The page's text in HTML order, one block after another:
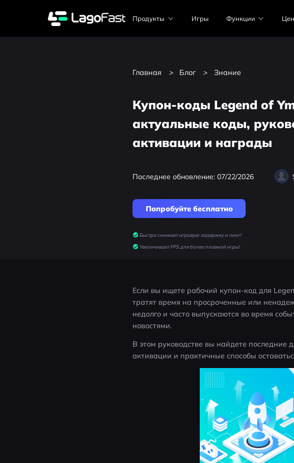
Продукты Игры Функции
Главная > Блог > Знание
Купон-коды Legend of
актуальные коды,
активации и награды
Последнее обновление: 07/22/2026
Попробуйте бесплатно
Быстро снижает игровую задержку и пинг!
Увеличивает FPS для более плавной игры!
Если вы ищете рабочий купон-код для
тратят время на просроченные или
недолго и часто выпускаются во время
новостями.
В этом руководстве вы найдете
активации и практичные способы